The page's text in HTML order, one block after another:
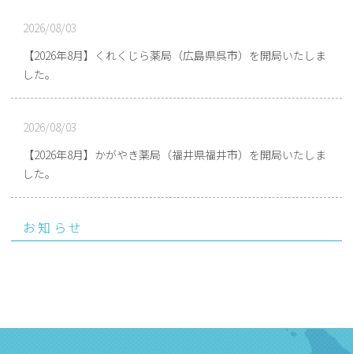
2026/08/03
【2026年8月】くれくじら薬局（広島県呉市）を開局いたしま
した。
2026/08/03
【2026年8月】かがやき薬局（福井県福井市）を開局いたしま
した。
お知らせ